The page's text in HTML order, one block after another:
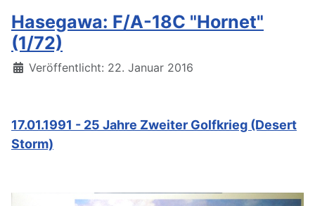
Hasegawa: F/A-18C "Hornet"
(1/72)
Details
Veröffentlicht: 22. Januar 2016
17.01.1991 - 25 Jahre Zweiter Golfkrieg (Desert
Storm)